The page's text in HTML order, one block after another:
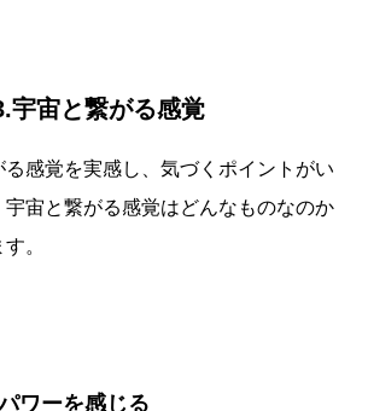
宇宙と繋がる感覚
感覚を実感し、気づくポイントがい
宇宙と繋がる感覚はどんなものなのか
。
ワーを感じる